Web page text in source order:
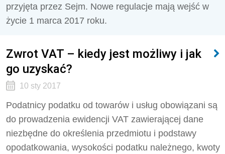
przyjęta przez Sejm. Nowe regulacje mają wejść w
życie 1 marca 2017 roku.
Zwrot VAT – kiedy jest możliwy i jak
go uzyskać?
10 sty 2017
Podatnicy podatku od towarów i usług obowiązani są
do prowadzenia ewidencji VAT zawierającej dane
niezbędne do określenia przedmiotu i podstawy
opodatkowania, wysokości podatku należnego, kwoty